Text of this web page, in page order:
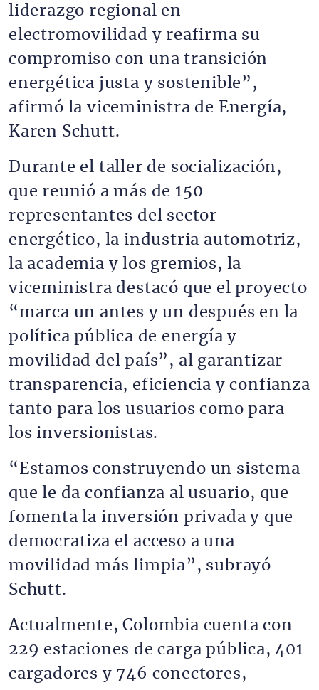
liderazgo regional en
electromovilidad y reafirma su
compromiso con una transición
energética justa y sostenible”,
afirmó la viceministra de Energía,
Karen Schutt.
Durante el taller de socialización,
que reunió a más de 150
representantes del sector
energético, la industria automotriz,
la academia y los gremios, la
viceministra destacó que el proyecto
“marca un antes y un después en la
política pública de energía y
movilidad del país”, al garantizar
transparencia, eficiencia y confianza
tanto para los usuarios como para
los inversionistas.
“Estamos construyendo un sistema
que le da confianza al usuario, que
fomenta la inversión privada y que
democratiza el acceso a una
movilidad más limpia”, subrayó
Schutt.
Actualmente, Colombia cuenta con
229 estaciones de carga pública, 401
cargadores y 746 conectores,